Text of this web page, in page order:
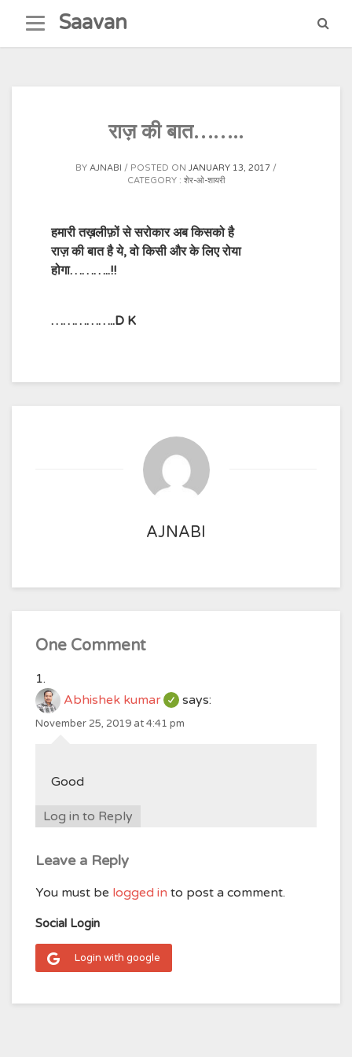
content
Saavan
राज़ की बात……..
BY AJNABI POSTED ON JANUARY 13, 2017
CATEGORY : शेर-ओ-शायरी
हमारी तख़लीफ़ों से सरोकार अब किसको है
राज़ की बात है ये, वो किसी और के लिए रोया
होगा………..!!
……………..D K
AJNABI
One Comment
Abhishek kumar says:
November 25, 2019 at 4:41 pm
Good
Log in to Reply
Leave a Reply
You must be logged in to post a comment.
Social Login
Login with google